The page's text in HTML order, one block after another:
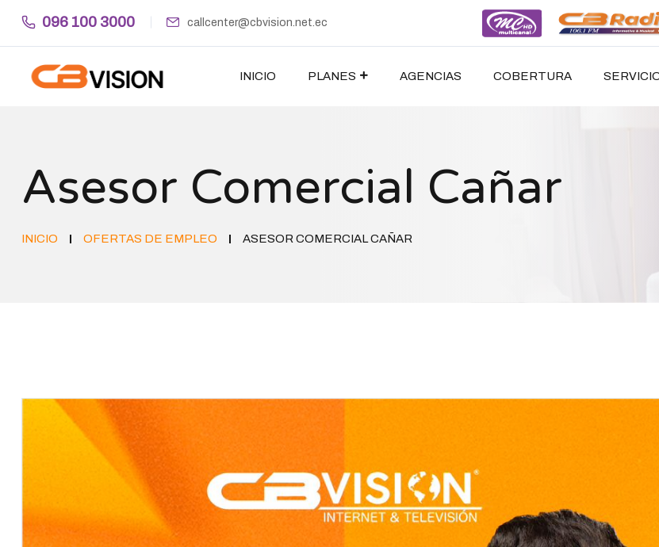
096 100 3000 callcenter@cbvision.net.ec
INICIO PLANES AGENCIAS COBERTURA
Asesor Comercial Cañar
INICIO OFERTAS DE EMPLEO ASESOR COMERCIAL CAÑAR